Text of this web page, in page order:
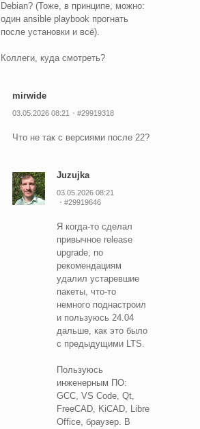
Debian? (Тоже, в принципе, можно:
один ansible playbook прогнать
после установки и всё).
Коллеги, куда смотреть?
mirwide
03.05.2026 08:21 #29919318
Что не так с версиями после 22?
Juzujka
03.05.2026 08:21
#29919646
Я когда-то сделал
привычное release
upgrade, по
рекомендациям
удалил устаревшие
пакеты, что-то
немного поднастроил
и пользуюсь 24.04
дальше, как это было
с предыдущими LTS.
Пользуюсь
инженерным ПО:
GCC, VS Code, Qt,
FreeCAD, KiCAD, Libre
Office, браузер. В